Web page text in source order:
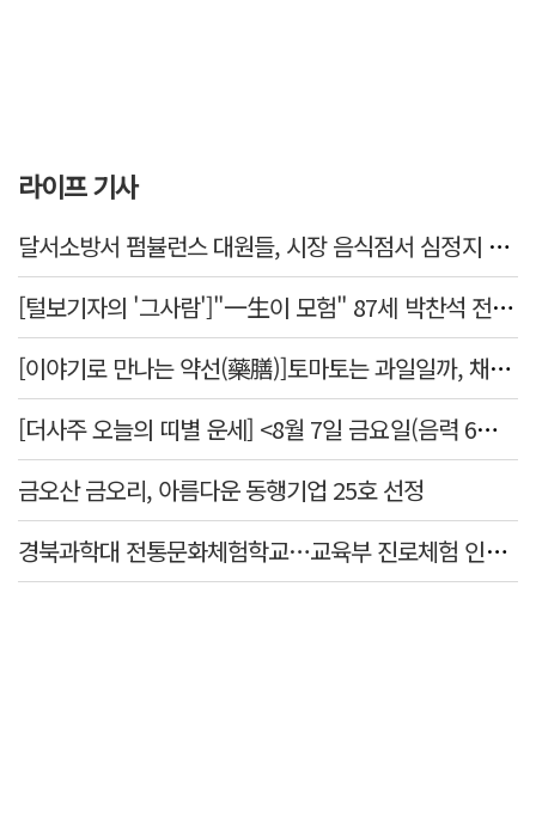
라이프 기사
달서소방서 펌뷸런스 대원들, 시장 음식점서 심정지 환자 생명 살려
[털보기자의 '그사람']"一生이 모험" 87세 박찬석 전 경북대 총장
[이야기로 만나는 약선(藥膳)]토마토는 과일일까, 채소일까
[더사주 오늘의 띠별 운세] <8월 7일 금요일(음력 6월25일)>
금오산 금오리, 아름다운 동행기업 25호 선정
경북과학대 전통문화체험학교…교육부 진로체험 인증기관 선정